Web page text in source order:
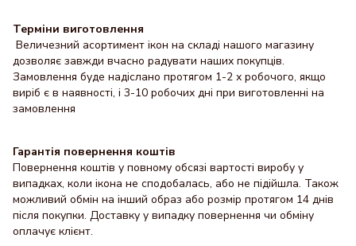
Терміни виготовлення
Величезний асортимент ікон на складі нашого магазину
дозволяє завжди вчасно радувати наших покупців.
Замовлення буде надіслано протягом 1-2 х робочого, якщо
виріб є в наявності, і 3-10 робочих дні при виготовленні на
замовлення
Гарантія повернення коштів
Повернення коштів у повному обсязі вартості виробу у
випадках, коли ікона не сподобалась, або не підійшла. Також
можливий обмін на інший образ або розмір протягом 14 днів
після покупки. Доставку y випадку повернення чи обміну
оплачує клієнт.